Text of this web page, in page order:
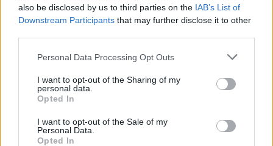
also be disclosed by us to third parties on the IAB’s List of
Downstream Participants that may further disclose it to other
Personal Data Processing Opt Outs
I want to opt-out of the Sharing of my
personal data.
Opted In
I want to opt-out of the Sale of my
Personal Data.
Opted In
Eladó adatai
Cím: Csonka Krisztián
Aukciósház Kft.
1061